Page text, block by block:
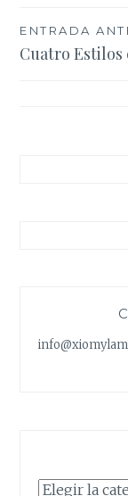
de
ENTRADA
Cuatro Estilos
Categorías